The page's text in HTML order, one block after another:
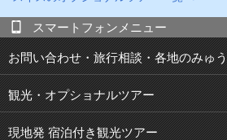
スマートフォンメニュー
お問い合わせ・旅行相談・各地のみゅう
観光・オプショナルツアー
現地発 宿泊付き観光ツアー